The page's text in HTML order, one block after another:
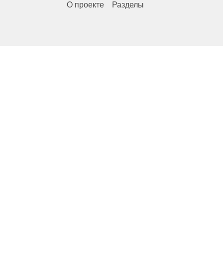
О проекте Разделы